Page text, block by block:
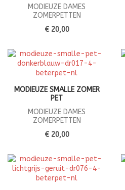
MODIEUZE DAMES
ZOMERPETTEN
€ 20,00
MODIEUZE SMALLE ZOMER
PET
MODIEUZE DAMES
ZOMERPETTEN
€ 20,00